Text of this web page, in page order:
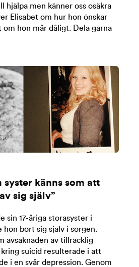
hjälpa men känner oss osäkra
Elisabet om hur hon önskar
hon mår dåligt. Dela gärna
syster känns som att
sig själv”
sin 17-åriga storasyster i
hon bort sig själv i sorgen.
avsaknaden av tillräcklig
suicid resulterade i att
i en svår depression. Genom